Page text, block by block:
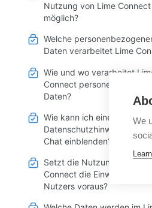
Nutzung von Lime Connect
möglich?
Welche
Daten verarbeitet Lime
Wie und wo verarbeitet
Connect personenbezogene
Daten?
Wie kann ich einen
Datenschutzhinweis vor dem
Chat einblenden?
Setzt die Nutzung von
Connect die Einwilligung des
Nutzers voraus?
We